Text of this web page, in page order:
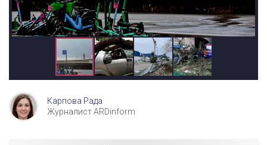
Карпова Рада
Журналист ARDinform